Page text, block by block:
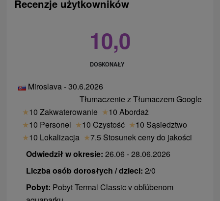
Recenzje użytkowników
10,0
DOSKONAŁY
Miroslava - 30.6.2026
Tłumaczenie z Tłumaczem Google
★10 Zakwaterowanie ★10 Abordaż
★10 Personel ★10 Czystość ★10 Sąsiedztwo
★10 Lokalizacja ★7.5 Stosunek ceny do jakości
Odwiedził w okresie: 26.06 - 28.06.2026
Liczba osób dorosłych / dzieci: 2/0
Pobyt: Pobyt Termal Classic v obľúbenom